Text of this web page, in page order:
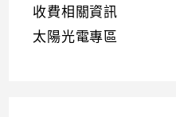
收費相關資訊
太陽光電專區